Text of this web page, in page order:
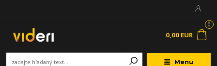
Menu
0
0,00 EUR